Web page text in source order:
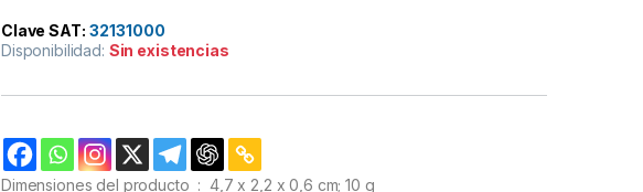
Clave SAT: 32131000
Disponibilidad: Sin existencias
Dimensiones del producto ‏ : ‎ 4,7 x 2,2 x 0,6 cm; 10 g